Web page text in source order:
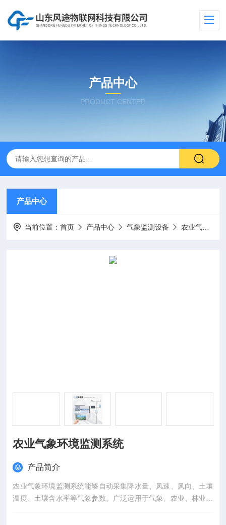
产品中心
PRODUCT CENTER
产品中心
当前位置：首页 产品中心 气象监测设备 农业气象站
农业气象环境监测系统
产品简介
农业气象环境监测系统能够自动采集降水量、风速、风向、土壤
温度、土壤含水率等气象参数。广泛运用于气象、农业、林业、
环保、海洋、机场、港口、科学考察、校园教育等领域。